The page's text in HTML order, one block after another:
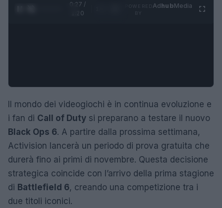
0:28 /
1:20
AdhubMedia
Il mondo dei videogiochi è in continua evoluzione e
i fan di Call of Duty si preparano a testare il nuovo
Black Ops 6. A partire dalla prossima settimana,
Activision lancerà un periodo di prova gratuita che
durerà fino ai primi di novembre. Questa decisione
strategica coincide con l’arrivo della prima stagione
di Battlefield 6, creando una competizione tra i
due titoli iconici.